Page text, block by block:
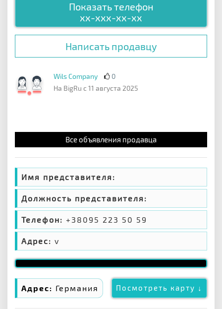
Показать телефон
xx-xxx-xx-xx
Написать продавцу
Wils Company
0
На BigRu с 11 августа 2025
Все объявления продавца
Имя представителя:
Должность представителя:
Телефон: +38095 223 50 59
Адрес: v
Адрес: Германия Посмотреть карту ↓